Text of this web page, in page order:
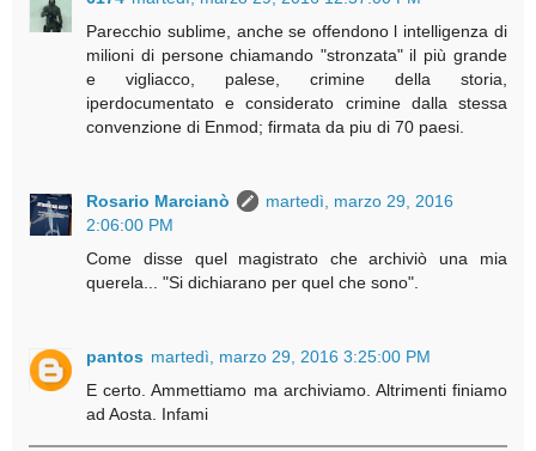
Parecchio sublime, anche se offendono l intelligenza di
milioni di persone chiamando "stronzata" il più grande
e vigliacco, palese, crimine della storia,
iperdocumentato e considerato crimine dalla stessa
convenzione di Enmod; firmata da piu di 70 paesi.
Rosario Marcianò
martedì, marzo 29, 2016
2:06:00 PM
Come disse quel magistrato che archiviò una mia
querela... "Si dichiarano per quel che sono".
pantos martedì, marzo 29, 2016 3:25:00 PM
E certo. Ammettiamo ma archiviamo. Altrimenti finiamo
ad Aosta. Infami